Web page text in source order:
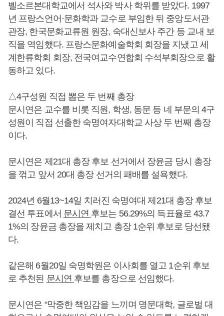
벨소르본대학교에서 석사와 박사 학위를 받았다. 1997
년 프랑스언어·문화학과 교수로 부임한 뒤 중앙도서관
관장, 한국문화교류원 원장, 숙대신보사 주간 등 교내 보
직을 역임했다. 프랑스문화예술학회 회장을 지냈고 세
계한류학회 회장, 전국여교수연합회 수석부회장으로 활
동하고 있다.
△4구성원 직접 뽑은 두 번째 총장
문시연은 교수를 비롯 직원, 학생, 동문 등 네 부문의 4구
성원이 직접 선출한 숙명여자대학교 사상 두 번째 총장
이다.
문시연은 제21대 총장 후보 선거에서 장윤금 당시 총장
을 꺾고 앞서 20대 총장 선거의 패배를 설욕했다.
2024년 6월13~14일 치러진 숙명여대 제21대 총장 후보
결선 투표에서 문시연 후보는 56.29%의 득표율로 43.7
1%의 장윤금 총장을 제치고 총장 1순위 후보로 당선됐
다.
같은해 6월20일 숙명학원은 이사회를 열고 1순위 후보
로 추천된 문시연 후보를 총장으로 선임했다.
문시연은 “막중한 책임감을 느끼며 명문대학, 글로벌 대